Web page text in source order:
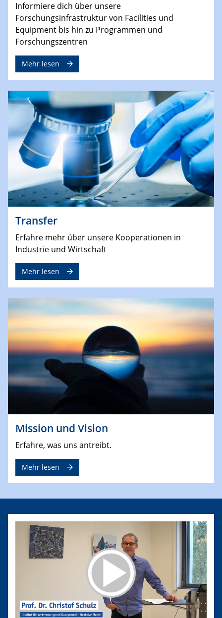
Informiere dich über unsere
Forschungsinfrastruktur von Facilities und
Equipment bis hin zu Programmen und
Forschungszentren
Mehr lesen
Transfer
Erfahre mehr über unsere Kooperationen in
Industrie und Wirtschaft
Mehr lesen
Mission und Vision
Erfahre, was uns antreibt.
Mehr lesen